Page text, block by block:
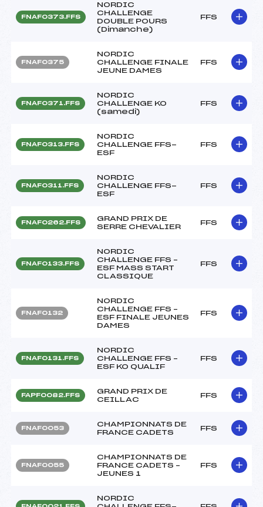
FNAF0373.FFS
NORDIC
CHALLENGE
DOUBLE POURS
(Dimanche)
FFS
FNAF0375
NORDIC
CHALLENGE FINALE
JEUNE DAMES
FFS
FNAF0371.FFS
NORDIC
CHALLENGE KO
(samedi)
FFS
FNAF0313.FFS
NORDIC
CHALLENGE FFS-
ESF
FFS
FNAF0311.FFS
NORDIC
CHALLENGE FFS-
ESF
FFS
FNAF0262.FFS
GRAND PRIX DE
SERRE CHEVALIER
FFS
FNAF0133.FFS
NORDIC
CHALLENGE FFS –
ESF MASS START
CLASSIQUE
FFS
FNAF0132
NORDIC
CHALLENGE FFS –
ESF FINALE JEUNES
DAMES
FFS
FNAF0131.FFS
NORDIC
CHALLENGE FFS –
ESF KO QUALIF
FFS
FAPF0082.FFS
GRAND PRIX DE
CEILLAC
FFS
FNAF0053
CHAMPIONNATS DE
FRANCE CADETS
FFS
FNAF0055
CHAMPIONNATS DE
FRANCE CADETS –
JEUNES 1
FFS
NORDIC